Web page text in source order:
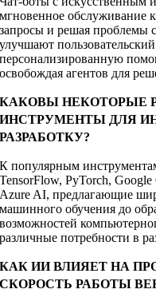
мгновенное обслуживание
запросы и решая проблемы
улучшают
персонализированную
освобождая агентов для
КАКОВЫ НЕКОТОРЫЕ
ИНСТРУМЕНТЫ ДЛЯ
РАЗРАБОТКУ?
К популярным
TensorFlow, PyTorch,
Azure AI, предлагающие
машинного обучения до
возможностей
различные потребности в
КАК ИИ ВЛИЯЕТ НА
СКОРОСТЬ РАБОТЫ